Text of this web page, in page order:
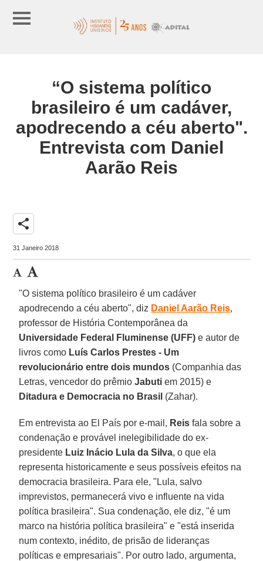
“O sistema político
brasileiro é um cadáver,
apodrecendo a céu aberto".
Entrevista com Daniel
Aarão Reis
share
31 Janeiro 2018
"O sistema político brasileiro é um cadáver
apodrecendo a céu aberto", diz Daniel Aarão Reis,
professor de História Contemporânea da
Universidade Federal Fluminense (UFF) e autor de
livros como Luís Carlos Prestes - Um
revolucionário entre dois mundos (Companhia das
Letras, vencedor do prêmioJabuti em 2015) e
Ditadura e Democracia no Brasil (Zahar).
Em entrevista ao El País por e-mail, Reis fala sobre a
condenação e provável inelegibilidade do ex-
presidente Luiz Inácio Lula da Silva, o que ela
representa historicamente e seus possíveis efeitos na
democracia brasileira. Para ele, "Lula, salvo
imprevistos, permanecerá vivo e influente na vida
política brasileira". Sua condenação, ele diz, "é um
marco na história política brasileira" e "está inserida
num contexto, inédito, de prisão de lideranças
políticas e empresariais". Por outro lado, argumenta,